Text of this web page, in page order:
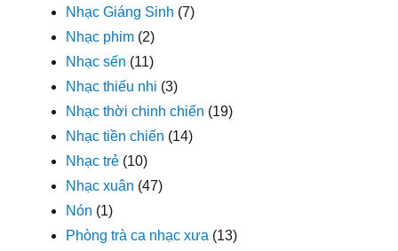
Nhạc Giáng Sinh (7)
Nhạc phim (2)
Nhạc sến (11)
Nhạc thiếu nhi (3)
Nhạc thời chinh chiến (19)
Nhạc tiền chiến (14)
Nhạc trẻ (10)
Nhạc xuân (47)
Nón (1)
Phòng trà ca nhạc xưa (13)